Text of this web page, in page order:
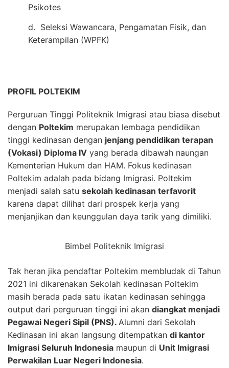
Psikotes
d. Seleksi Wawancara, Pengamatan Fisik, dan
Keterampilan (WPFK)
PROFIL POLTEKIM
Perguruan Tinggi Politeknik Imigrasi atau biasa disebut
dengan Poltekim merupakan lembaga pendidikan
tinggi kedinasan dengan jenjang pendidikan terapan
(Vokasi) Diploma IV yang berada dibawah naungan
Kementerian Hukum dan HAM. Fokus kedinasan
Poltekim adalah pada bidang Imigrasi. Poltekim
menjadi salah satu sekolah kedinasan terfavorit
karena dapat dilihat dari prospek kerja yang
menjanjikan dan keunggulan daya tarik yang dimiliki.
Bimbel Politeknik Imigrasi
Tak heran jika pendaftar Poltekim membludak di Tahun
2021 ini dikarenakan Sekolah kedinasan Poltekim
masih berada pada satu ikatan kedinasan sehingga
output dari perguruan tinggi ini akan diangkat menjadi
Pegawai Negeri Sipil (PNS). Alumni dari Sekolah
Kedinasan ini akan langsung ditempatkan di kantor
Imigrasi Seluruh Indonesia maupun di Unit Imigrasi
Perwakilan Luar Negeri Indonesia.